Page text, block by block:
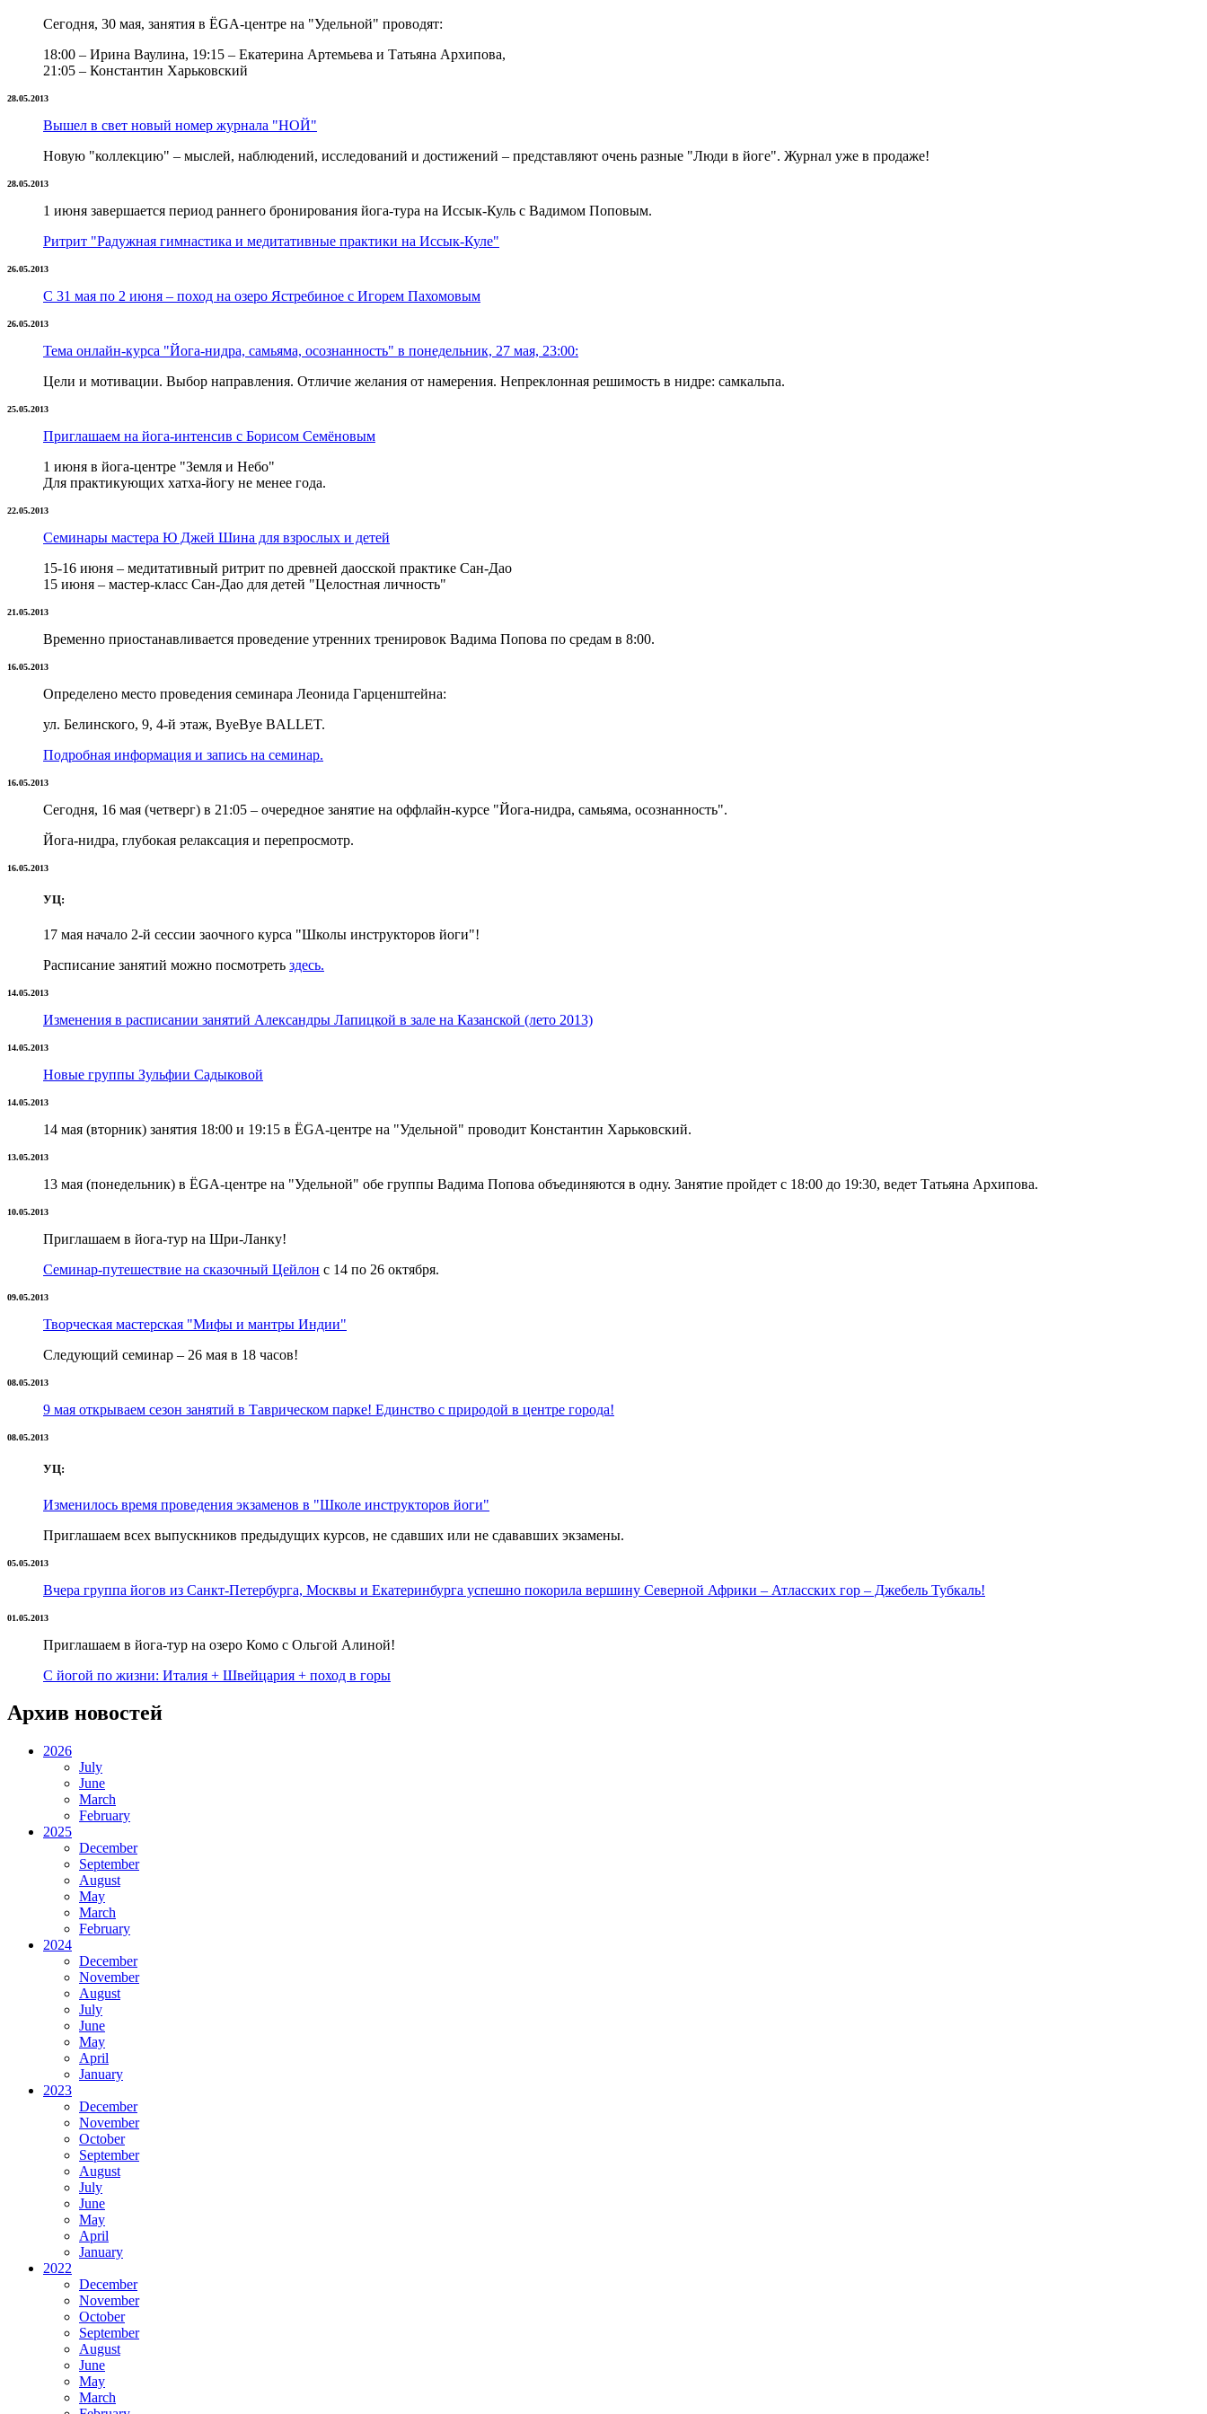
Сегодня, 30 мая, занятия в ЁGА-центре на "Удельной" проводят:
18:00 – Ирина Ваулина, 19:15 – Екатерина Артемьева и Татьяна Архипова,
21:05 – Константин Харьковский
28.05.2013
Вышел в свет новый номер журнала "НОЙ"
Новую "коллекцию" – мыслей, наблюдений, исследований и достижений – представляют очень разные "Люди в йоге". Журнал уже в продаже!
28.05.2013
1 июня завершается период раннего бронирования йога-тура на Иссык-Куль с Вадимом Поповым.
Ритрит "Радужная гимнастика и медитативные практики на Иссык-Куле"
26.05.2013
С 31 мая по 2 июня – поход на озеро Ястребиное с Игорем Пахомовым
26.05.2013
Тема онлайн-курса "Йога-нидра, самьяма, осознанность" в понедельник, 27 мая, 23:00:
Цели и мотивации. Выбор направления. Отличие желания от намерения. Непреклонная решимость в нидре: самкальпа.
25.05.2013
Приглашаем на йога-интенсив с Борисом Семёновым
1 июня в йога-центре "Земля и Небо"
Для практикующих хатха-йогу не менее года.
22.05.2013
Семинары мастера Ю Джей Шина для взрослых и детей
15-16 июня – медитативный ритрит по древней даосской практике Сан-Дао
15 июня – мастер-класс Сан-Дао для детей "Целостная личность"
21.05.2013
Временно приостанавливается проведение утренних тренировок Вадима Попова по средам в 8:00.
16.05.2013
Определено место проведения семинара Леонида Гарценштейна:
ул. Белинского, 9, 4-й этаж, ByeBye BALLET.
Подробная информация и запись на семинар.
16.05.2013
Сегодня, 16 мая (четверг) в 21:05 – очередное занятие на оффлайн-курсе "Йога-нидра, самьяма, осознанность".
Йога-нидра, глубокая релаксация и перепросмотр.
16.05.2013
УЦ:
17 мая начало 2-й сессии заочного курса "Школы инструкторов йоги"!
Расписание занятий можно посмотреть здесь.
14.05.2013
Изменения в расписании занятий Александры Лапицкой в зале на Казанской (лето 2013)
14.05.2013
Новые группы Зульфии Садыковой
14.05.2013
14 мая (вторник) занятия 18:00 и 19:15 в ЁGА-центре на "Удельной" проводит Константин Харьковский.
13.05.2013
13 мая (понедельник) в ЁGА-центре на "Удельной" обе группы Вадима Попова объединяются в одну. Занятие пройдет с 18:00 до 19:30, ведет Татьяна Архипова.
10.05.2013
Приглашаем в йога-тур на Шри-Ланку!
Семинар-путешествие на сказочный Цейлон с 14 по 26 октября.
09.05.2013
Творческая мастерская "Мифы и мантры Индии"
Следующий семинар – 26 мая в 18 часов!
08.05.2013
9 мая открываем сезон занятий в Таврическом парке! Единство с природой в центре города!
08.05.2013
УЦ:
Изменилось время проведения экзаменов в "Школе инструкторов йоги"
Приглашаем всех выпускников предыдущих курсов, не сдавших или не сдававших экзамены.
05.05.2013
Вчера группа йогов из Санкт-Петербурга, Москвы и Екатеринбурга успешно покорила вершину Северной Африки – Атласских гор – Джебель Тубкаль!
01.05.2013
Приглашаем в йога-тур на озеро Комо с Ольгой Алиной!
С йогой по жизни: Италия + Швейцария + поход в горы
Архив новостей
2026
July
June
March
February
2025
December
September
August
May
March
February
2024
December
November
August
July
June
May
April
January
2023
December
November
October
September
August
July
June
May
April
January
2022
December
November
October
September
August
June
May
March